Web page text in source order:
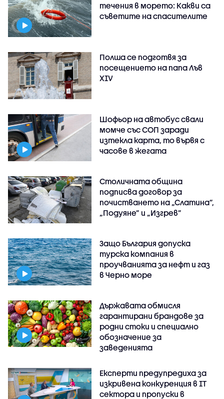
течения в морето: Какви са
съветите на спасителите
Полша се подготвя за
посещението на папа Лъв
XIV
Шофьор на автобус свали
момче със СОП заради
изтекла карта, то вървя с
часове в жегата
Столичната община
подписва договор за
почистването на „Слатина”,
„Подуяне” и „Изгрев”
Защо България допуска
турска компания в
проучванията за нефт и газ
в Черно море
Държавата обмисля
гарантирани брандове за
родни стоки и специално
обозначение за
заведенията
Експерти предупредиха за
изкривена конкуренция в IT
сектора и пропуски в